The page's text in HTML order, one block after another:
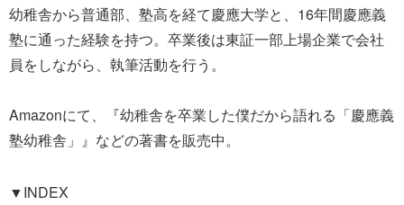
幼稚舎から普通部、塾高を経て慶應大学と、16年間慶應義
塾に通った経験を持つ。卒業後は東証一部上場企業で会社
員をしながら、執筆活動を行う。
Amazonにて、『幼稚舎を卒業した僕だから語れる「慶應義
塾幼稚舎」』などの著書を販売中。
▼INDEX